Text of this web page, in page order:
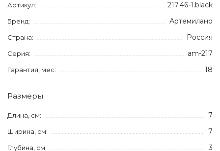
Артикул: 217.46-1.black
Бренд: Артемилано
Страна: Россия
Серия: am-217
Гарантия, мес: 18
Размеры
Длина, см: 7
Ширина, см: 7
Глубина, см: 3